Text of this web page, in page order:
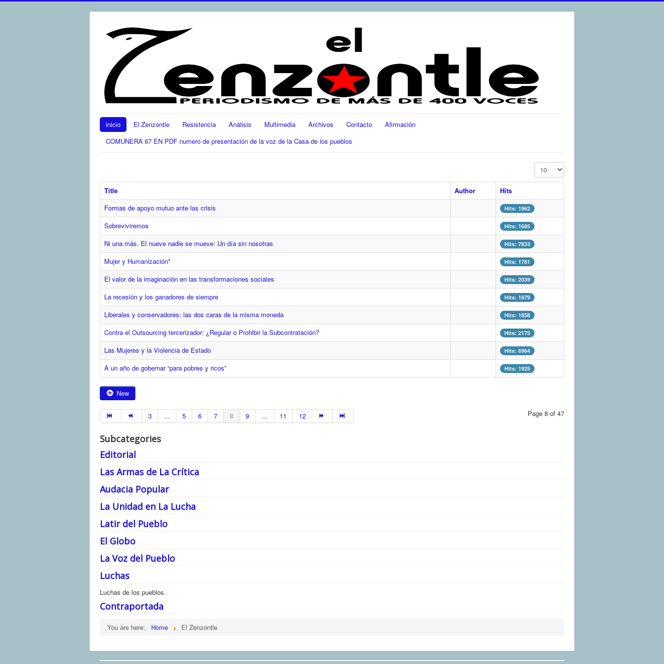
inicio El Zenzontle Resistencia Análisis Multimedia Archivos Contacto
Afirmación
COMUNERA 67 EN PDF numero de presentación de la voz de la Casa de los pueblos
Display #
Title Author
Hits
Formas de apoyo mutuo ante las crisis
Hits: 1962
Sobreviviremos Hits: 1685
Ni una más. El nueve nadie se mueve: Un día sin nosotras Hits: 7833
Mujer y Humanización* Hits: 1781
El valor de la imaginación en las transformaciones sociales Hits: 2039
La recesión y los ganadores de siempre Hits: 1879
Liberales y conservadores: las dos caras de la misma moneda Hits: 1858
Contra el Outsourcing tercerizador: ¿Regular o Prohibir la Subcontratación? Hits: 2175
Las Mujeres y la Violencia de Estado Hits: 6964
A un año de gobernar “para pobres y ricos” Hits: 1925
New
Page 8 of 47
3 ... 5 6 7 8 9 ... 11 12
Subcategories
Editorial
Las Armas de La Crítica
Audacia Popular
La Unidad en La Lucha
Latir del Pueblo
El Globo
La Voz del Pueblo
Luchas
Luchas de los pueblos.
Contraportada
You are here: Home El Zenzontle